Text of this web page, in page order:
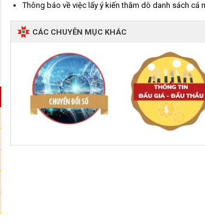
Thông báo về việc lấy ý kiến thăm dò danh sách cá
CÁC CHUYÊN MỤC KHÁC